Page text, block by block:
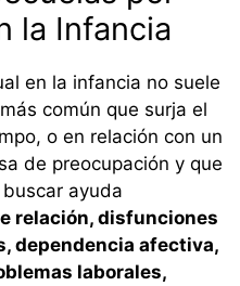
la Infancia
en la infancia no suele
común que surja el
o en relación con un
de preocupación y que
ayuda
relación, disfunciones
dependencia afectiva,
laborales,